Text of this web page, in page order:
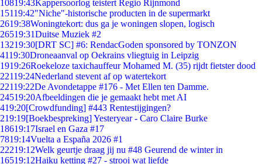
10819:43Kappersoorlog teistert Regio Rijnmond
15119:42"Niche"-historische producten in de supermarkt
2619:38Woningtekort: dus ga je woningen slopen, logisch
26519:31Duitse Muziek #2
13219:30[DRT SC] #6: RendacGoden sponsored by TONZON
4119:30Droneaanval op Oekrains vliegtuig in Leipzig
1919:26Roekeloze taxichauffeur Mohamed M. (35) rijdt fietster dood
22119:24Nederland stevent af op watertekort
22119:22De Avondetappe #176 - Met Ellen ten Damme.
24519:20Afbeeldingen die je gemaakt hebt met AI
419:20[Crowdfunding] #443 Rentestijgingen?
219:19[Boekbespreking] Yesteryear - Caro Claire Burke
18619:17Israel en Gaza #17
7819:14Vuelta a España 2026 #1
22219:12Welk geurtje draag jij nu #48 Geurend de winter in
16519:12Haiku ketting #27 - strooi wat liefde